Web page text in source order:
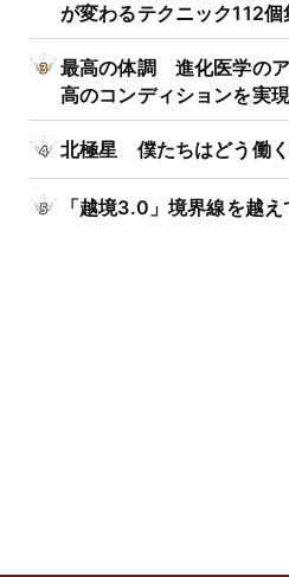
が変わるテクニック112個
最高の体調 進化医学の
高のコンディションを実
北極星 僕たちはどう働
「越境3.0」境界線を越